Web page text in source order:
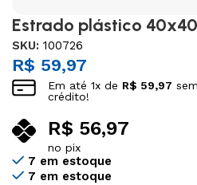
Estrado plástico
SKU:100726
R$ 59,97
Em até1x de R$ 59,97
crédito!
R$ 56,97
no pix
7 em estoque
7 em estoque